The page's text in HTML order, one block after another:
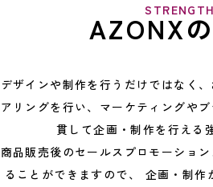
STRENGTH
AZONX
デザインや制作を行うだけではなく
アリングを行い、 マーケティングや
貫して企画・制作を行える
商品販売後のセールスプロモーショ
ることができますので、 企画・制作